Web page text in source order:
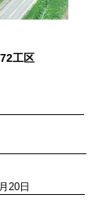
工区
20日